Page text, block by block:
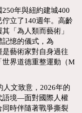
年與紐約建城400
立了140週年。高齡
「為人類而藝術」
憶的儀式，為
是藝術家對自身過往
界道德重整運動（M
人文致意，2026年的
語境—面對國際人權
時伴隨著戰爭撕裂